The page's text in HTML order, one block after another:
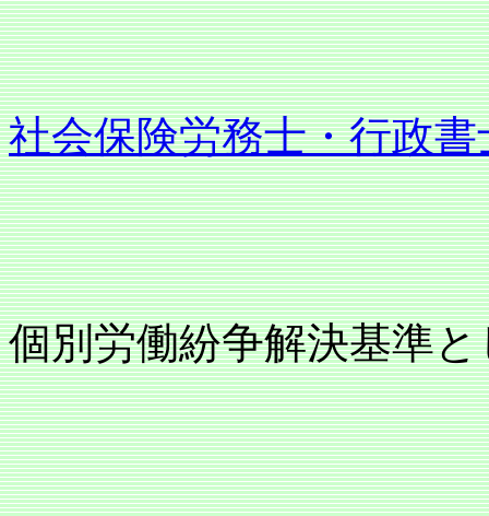
社会保険労務士・行政
個別労働紛争解決基準
女性